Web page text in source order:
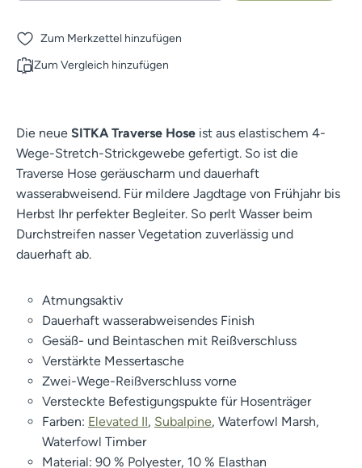
Zum Merkzettel hinzufügen
Zum Vergleich hinzufügen
Die neue SITKA Traverse Hose ist aus elastischem 4-
Wege-Stretch-Strickgewebe gefertigt. So ist die
Traverse Hose geräuscharm und dauerhaft
wasserabweisend. Für mildere Jagdtage von Frühjahr bis
Herbst Ihr perfekter Begleiter. So perlt Wasser beim
Durchstreifen nasser Vegetation zuverlässig und
dauerhaft ab.
Atmungsaktiv
Dauerhaft wasserabweisendes Finish
Gesäß- und Beintaschen mit Reißverschluss
Verstärkte Messertasche
Zwei-Wege-Reißverschluss vorne
Versteckte Befestigungspukte für Hosenträger
Farben: Elevated II, Subalpine, Waterfowl Marsh,
Waterfowl Timber
Material: 90 % Polyester, 10 % Elasthan